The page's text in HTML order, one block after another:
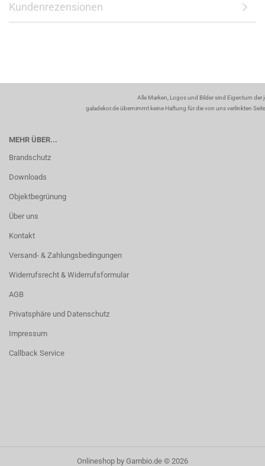
Kundenrezensionen
Alle Marken, Logos und Bilder sind Eigentum
galadekor.de übernimmt keine Haftung für die von uns verlinkten
MEHR ÜBER...
Brandschutz
Downloads
Objektbegrünung
Über uns
Kontakt
Versand- & Zahlungsbedingungen
Widerrufsrecht & Widerrufsformular
AGB
Privatsphäre und Datenschutz
Impressum
Callback Service
Onlineshop by Gambio.de © 2026